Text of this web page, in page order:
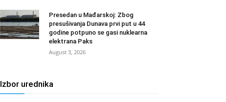
Presedan u Mađarskoj: Zbog
presušivanja Dunava prvi put u 44
godine potpuno se gasi nuklearna
elektrana Paks
August 3, 2026
Izbor urednika